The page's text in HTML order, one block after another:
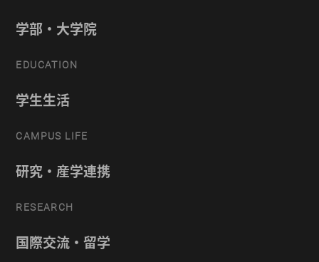
学部・大学院
EDUCATION
学生生活
CAMPUS LIFE
研究・産学連携
RESEARCH
国際交流・留学